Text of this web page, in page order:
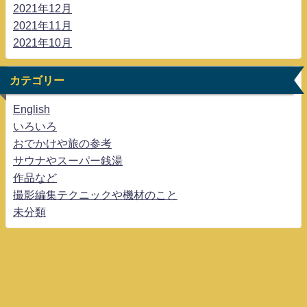
2021年12月
2021年11月
2021年10月
カテゴリー
English
いろいろ
おでかけや旅の参考
サウナやスーパー銭湯
作品など
撮影編集テクニックや機材のこと
未分類